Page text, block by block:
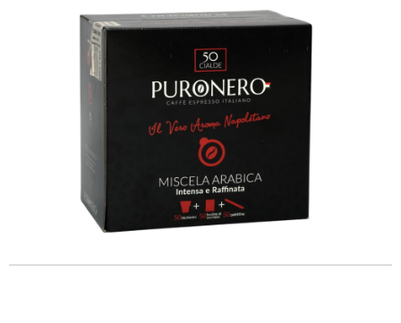
PRODOTTI HO.RE.CA.
ACCESSORI
IDEA REGALO
RICAMBI
SNACK & BIBITE